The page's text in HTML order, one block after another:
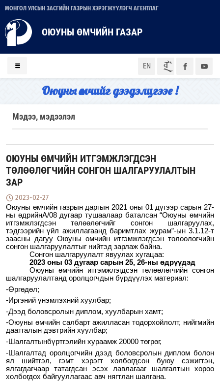
МОНГОЛ УЛСЫН ЗАСГИЙН ГАЗРЫН ХЭРЭГЖҮҮЛЭГЧ АГЕНТЛАГ
ОЮУНЫ ӨМЧИЙН ГАЗАР
EN ᠮᠣᠨ
Оюуны өмчийг дээдэлцгээе !
Мэдээ, мэдээлэл
ОЮУНЫ ӨМЧИЙН ИТГЭМЖЛЭГДСЭН
ТӨЛӨӨЛӨГЧИЙН СОНГОН ШАЛГАРУУЛАЛТЫН
ЗАР
2023-02-27
Оюуны өмчийн газрын даргын 2021 оны 01 дүгээр сарын 27-
ны өдрийнА/08 дугаар тушаалаар баталсан “Оюуны өмчийн
итгэмжлэгдсэн төлөөлөгчийг сонгон шалгаруулах,
тэдгээрийн үйл ажиллагаанд баримтлах журам”-ын 3.1.12-т
заасны дагуу Оюуны өмчийн итгэмжлэгдсэн төлөөлөгчийн
сонгон шалгаруулалтыг нийтэд зарлаж байна.
Сонгон шалгаруулалт явуулах хугацаа:
2023 оны 03 дугаар сарын 25, 26-ны өдрүүдэд
Оюуны өмчийн итгэмжлэгдсэн төлөөлөгчийн сонгон
шалгаруулалтанд оролцогчдын бүрдүүлэх материал:
-Өргөдөл;
-Иргэний үнэмлэхний хуулбар;
-Дээд боловсролын диплом, хуулбарын хамт;
-Оюуны өмчийн салбарт ажилласан тодорхойлолт, нийгмийн
даатгалын дэвтрийн хуулбар;
-Ш алгалтынбүртгэлийн хураамж 20000 төгрөг,
-Шалгалтад оролцогчийн дээд боловсролын диплом болон
ял шийтгэл, гэмт хэрэгт холбогдсон буюу сэжигтэн,
ялгагдагчаар татагдсан эсэх лавлагааг шалгалтын хороо
холбогдох байгууллагаас авч нягтлан шалгана.